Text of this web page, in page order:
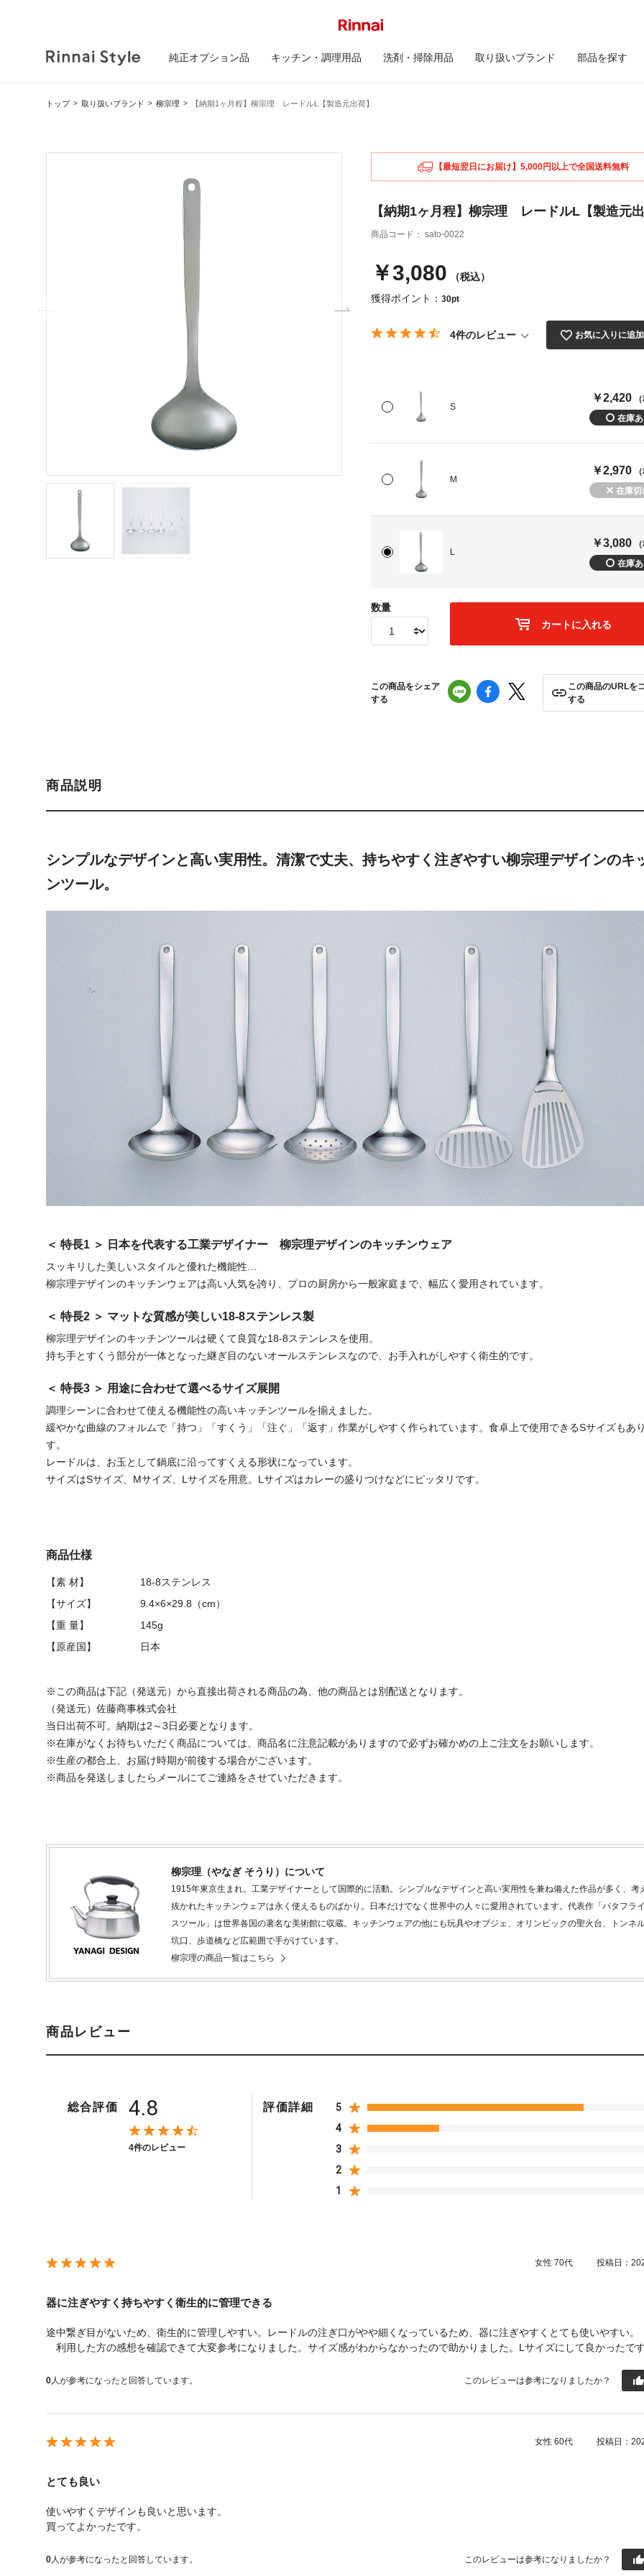
純正オプション品 キッチン・調理用品 洗剤・掃除用品 取り扱いブランド 部品を探す
トップ 取り扱いブランド 柳宗理 【納期1ヶ月程】柳宗理 レードルL【製造元出荷】
【最短翌日にお届け】5,000円以上で全国送料無料
【納期1ヶ月程】柳宗理 レードルL【製造元
商品コード： sato-0022
￥3,080 （税込）
獲得ポイント： 30pt
4件のレビュー お気に入りに追
S
￥2,420
M
￥2,970
L
￥3,080
数量
カートに入れる
この商品をシェア
する
この商品のURLを
する
商品説明
シンプルなデザインと高い実用性。清潔で丈夫、持ちやすく注ぎやすい柳宗理デザインのキ
ンツール。
＜ 特長1 ＞ 日本を代表する工業デザイナー 柳宗理デザインのキッチンウェア
スッキリした美しいスタイルと優れた機能性…
柳宗理デザインのキッチンウェアは高い人気を誇り、プロの厨房から一般家庭まで、幅広く愛用されています。
＜ 特長2 ＞ マットな質感が美しい18-8ステンレス製
柳宗理デザインのキッチンツールは硬くて良質な18-8ステンレスを使用。
持ち手とすくう部分が一体となった継ぎ目のないオールステンレスなので、お手入れがしやすく衛生的です。
＜ 特長3 ＞ 用途に合わせて選べるサイズ展開
調理シーンに合わせて使える機能性の高いキッチンツールを揃えました。
緩やかな曲線のフォルムで「持つ」「すくう」「注ぐ」「返す」作業がしやすく作られています。食卓上で使用できるSサイズもあ
す。
レードルは、お玉として鍋底に沿ってすくえる形状になっています。
サイズはSサイズ、Mサイズ、Lサイズを用意。Lサイズはカレーの盛りつけなどにピッタリです。
商品仕様
【素 材】
18-8ステンレス
【サイズ】
9.4×6×29.8（cm）
【重 量】
145g
【原産国】
日本
※この商品は下記（発送元）から直接出荷される商品の為、他の商品とは別配送となります。
（発送元）佐藤商事株式会社
当日出荷不可。納期は2～3日必要となります。
※在庫がなくお待ちいただく商品については、商品名に注意記載がありますので必ずお確かめの上ご注文をお願いします。
※生産の都合上、お届け時期が前後する場合がございます。
※商品を発送しましたらメールにてご連絡をさせていただきます。
柳宗理（やなぎ そうり）について
1915年東京生まれ。工業デザイナーとして国際的に活動。シンプルなデザインと高い実用性を兼ね備えた作品が多く、考
抜かれたキッチンウェアは永く使えるものばかり。日本だけでなく世界中の人々に愛用されています。代表作「バタフラ
スツール」は世界各国の著名な美術館に収蔵。キッチンウェアの他にも玩具やオブジェ、オリンピックの聖火台、トンネ
坑口、歩道橋など広範囲で手がけています。
柳宗理の商品一覧はこちら
商品レビュー
総合評価 4.8
4件のレビュー
評価詳細
5
4
3
2
1
女性 70代 投稿日：
器に注ぎやすく持ちやすく衛生的に管理できる
途中繋ぎ目がないため、衛生的に管理しやすい。レードルの注ぎ口がやや細くなっているため、器に注ぎやすくとても使いやすい。
利用した方の感想を確認できて大変参考になりました。サイズ感がわからなかったので助かりました。Lサイズにして良かったで
0人が参考になったと回答しています。 このレビューは参考になりましたか？
女性 60代 投稿日：
とても良い
使いやすくデザインも良いと思います。
買ってよかったです。
0人が参考になったと回答しています。 このレビューは参考になりましたか？